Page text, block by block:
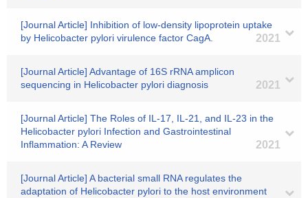
[Journal Article] Inhibition of low-density lipoprotein uptake
by Helicobacter pylori virulence factor CagA.
2021
[Journal Article] Advantage of 16S rRNA amplicon
sequencing in Helicobacter pylori diagnosis
2021
[Journal Article] The Roles of IL-17, IL-21, and IL-23 in the
Helicobacter pylori Infection and Gastrointestinal
Inflammation: A Review
2021
[Journal Article] A bacterial small RNA regulates the
adaptation of Helicobacter pylori to the host environment